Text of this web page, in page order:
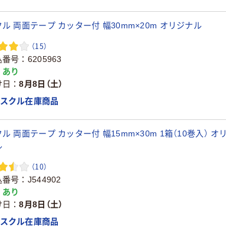
ル 両面テープ カッター付 幅30mm×20m オリジナル
（15）
番号
6205963
あり
8月8日（土）
クル在庫商品
ル 両面テープ カッター付 幅15mm×30m 1箱（10巻入） オリ
（10）
番号
J544902
あり
8月8日（土）
クル在庫商品